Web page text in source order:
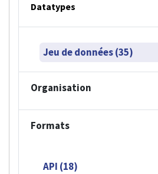
Datatypes
Jeu de données (35)
Organisation
Formats
API (18)